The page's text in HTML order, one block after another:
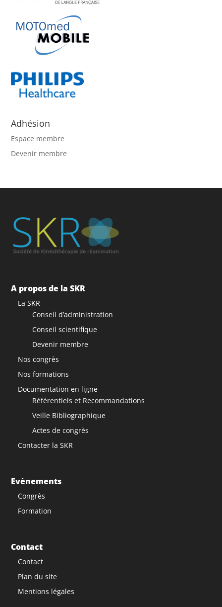
Adhésion
Espace membre
Devenir membre
A propos de la SKR
La SKR
Conseil d’administration
Conseil scientifique
Devenir membre
Nos congrès
Nos formations
Documentation en ligne
Référentiels et Recommandations
Veille Bibliographique
Actes de congrès
Contacter la SKR
Evènements
Congrès
Formation
Contact
Contact
Plan du site
Mentions légales